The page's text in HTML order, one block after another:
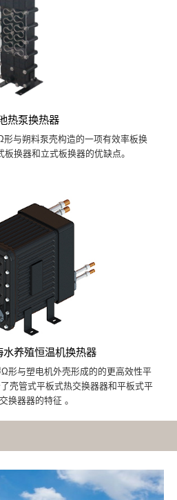
热泵换热器
与朔料泵壳构造的一项有效率板换
换器和立式板换器的优缺点。
水养殖恒温机换热器
形与塑电机外壳形成的的更高效性平
壳管式平板式热交换器器和平板式平
换器器的特征 。